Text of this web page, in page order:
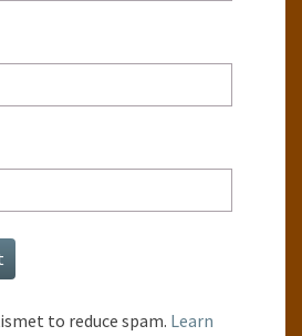
to reduce spam. Learn